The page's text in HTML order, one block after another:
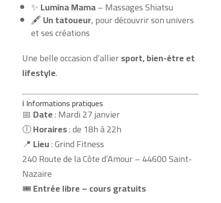
✨Lumina Mama– Massages Shiatsu
🖋️Un tatoueur, pour découvrir son univers
et ses créations
Une belle occasion d’alliersport, bien-être et
lifestyle.
ℹ️ Informations pratiques
📅 Date: Mardi 27 janvier
🕕Horaires: de 18h à 22h
📍 Lieu: Grind Fitness
240 Route de la Côte d’Amour – 44600 Saint-
Nazaire
🎟️Entrée libre – cours gratuits